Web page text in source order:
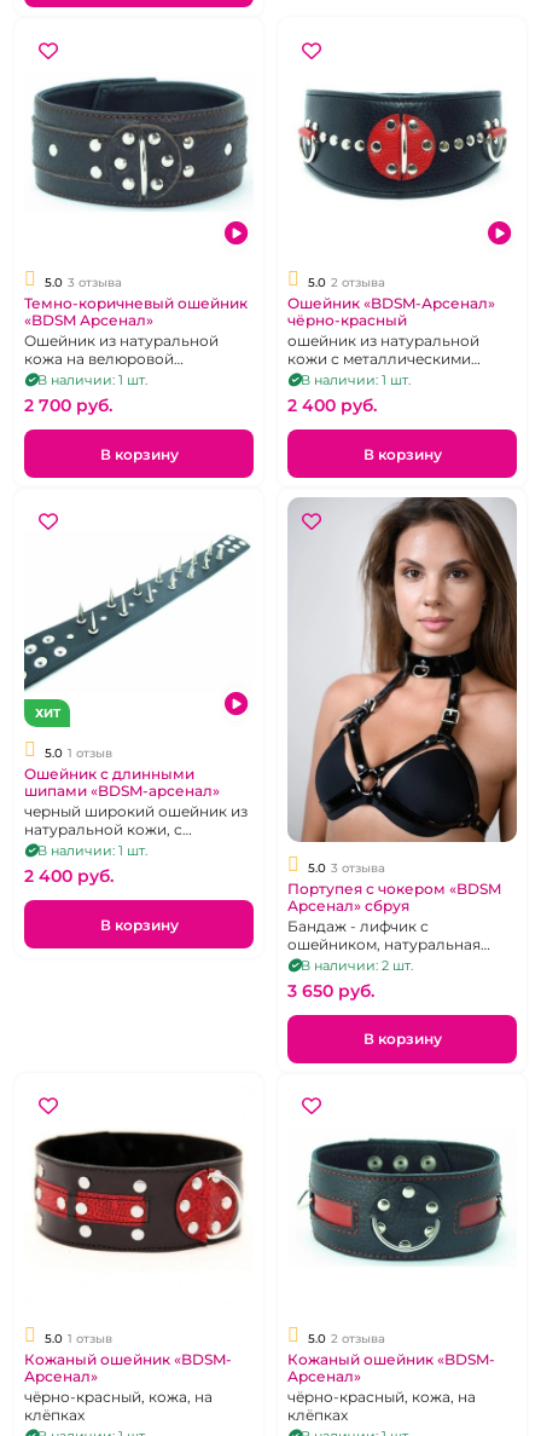
5.0 3 отзыва
Темно-коричневый ошейник
«BDSM Арсенал»
Ошейник из натуральной
кожа на велюровой
подкладке изнутри
В наличии: 1 шт.
2 700 pуб.
В корзину
5.0 2 отзыва
Ошейник «BDSM-Арсенал»
чёрно-красный
ошейник из натуральной
кожи с металлическими
заклепками.
В наличии: 1 шт.
2 400 pуб.
В корзину
ХИТ
5.0 1 отзыв
Ошейник с длинными
шипами «BDSM-арсенал»
черный широкий ошейник из
натуральной кожи, с
металлическими заклепками
и 2 рядами шипов
В наличии: 1 шт.
2 400 pуб.
В корзину
5.0 3 отзыва
Портупея с чокером «BDSM
Арсенал» сбруя
Бандаж - лифчик с
ошейником, натуральная
кожа.
В наличии: 2 шт.
3 650 pуб.
В корзину
5.0 1 отзыв
Кожаный ошейник «BDSM-
Арсенал»
чёрно-красный, кожа, на
клёпках
5.0 2 отзыва
Кожаный ошейник «BDSM-
Арсенал»
чёрно-красный, кожа, на
клёпках